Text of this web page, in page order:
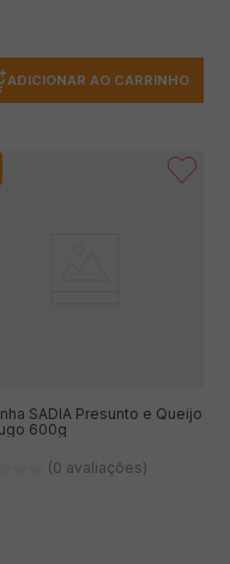
ADICIONAR AO CARRINHO
SADIA Presunto e Queijo
600g
(0 avaliações)